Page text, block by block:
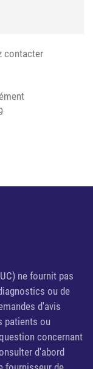
contacter
ne fournit pas
ou de
d'avis
patients ou
concernant
d'abord